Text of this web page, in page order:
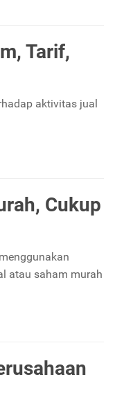
Tarif,
aktivitas jual
Cukup
atau saham murah